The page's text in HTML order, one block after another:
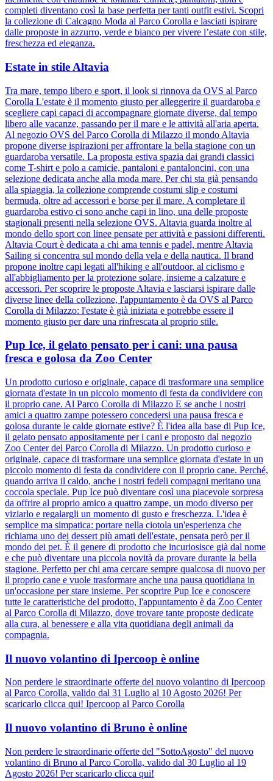
completi diventano così la base perfetta per tanti outfit estivi. Scopri
la collezione di Calcagno Moda al Parco Corolla e lasciati ispirare
dalle proposte in azzurro, verde e bianco per vivere l’estate con stile,
freschezza ed eleganza.
Estate in stile Altavia
Tra mare, tempo libero e sport, il look si rinnova da OVS al Parco
Corolla L'estate è il momento giusto per alleggerire il guardaroba e
scegliere capi capaci di accompagnare giornate diverse, dal tempo
libero alle vacanze, passando per il mare e le attività all'aria aperta.
Al negozio OVS del Parco Corolla di Milazzo il mondo Altavia
propone diverse ispirazioni per affrontare la bella stagione con un
guardaroba versatile. La proposta estiva spazia dai grandi classici
come T-shirt e polo a camicie, pantaloni e pantaloncini, con una
selezione dedicata anche alla moda mare. Per chi sta già pensando
alla spiaggia, la collezione comprende costumi slip e costumi
bermuda, oltre ad accessori e borse per il mare. A completare il
guardaroba estivo ci sono anche capi in lino, una delle proposte
stagionali presenti nella selezione OVS. Altavia guarda inoltre al
mondo dello sport con linee pensate per attività e passioni differenti.
Altavia Court è dedicata a chi ama tennis e padel, mentre Altavia
Sailing si concentra sul mondo della vela e della nautica. Il brand
propone inoltre capi legati all'hiking e all'outdoor, al ciclismo e
all'abbigliamento per la protezione solare, insieme a calzature e
accessori. Per scoprire le proposte Altavia e lasciarsi ispirare dalle
diverse linee della collezione, l'appuntamento è da OVS al Parco
Corolla di Milazzo: l'estate è già iniziata e potrebbe essere il
momento giusto per dare una rinfrescata al proprio stile.
Pup Ice, il gelato pensato per i cani: una pausa
fresca e golosa da Zoo Center
Un prodotto curioso e originale, capace di trasformare una semplice
giornata d'estate in un piccolo momento di festa da condividere con
il proprio cane. Al Parco Corolla di Milazzo E se anche i nostri
amici a quattro zampe potessero concedersi una pausa fresca e
golosa durante le calde giornate estive? È l'idea alla base di Pup Ice,
il gelato pensato appositamente per i cani e proposto dal negozio
Zoo Center del Parco Corolla di Milazzo. Un prodotto curioso e
originale, capace di trasformare una semplice giornata d'estate in un
piccolo momento di festa da condividere con il proprio cane. Perché,
quando arriva il caldo, anche i nostri fedeli compagni meritano una
coccola speciale. Pup Ice può diventare così una piacevole sorpresa
da offrire al proprio amico a quattro zampe, un modo diverso per
viziarlo e regalargli un momento di gusto e freschezza. L'idea è
semplice ma simpatica: portare nella ciotola un'esperienza che
richiama uno dei dessert più amati dell'estate, pensata però per il
mondo dei pet. È il genere di prodotto che incuriosisce già dal nome
e che può diventare una piccola novità da provare durante la bella
stagione. Perfetto per chi ama cercare sempre qualcosa di nuovo per
il proprio cane e vuole trasformare anche una pausa quotidiana in
un'occasione per stare insieme. Per scoprire Pup Ice e conoscere
tutte le caratteristiche del prodotto, l'appuntamento è da Zoo Center
al Parco Corolla di Milazzo, dove trovare tante proposte dedicate
alla cura, al benessere e alla vita quotidiana degli animali da
compagnia.
Il nuovo volantino di Ipercoop è online
Non perdere le straordinarie offerte del nuovo volantino di Ipercoop
al Parco Corolla, valido dal 31 Luglio al 10 Agosto 2026! Per
scaricarlo clicca qui! Ipercoop al Parco Corolla
Il nuovo volantino di Bruno è online
Non perdere le straordinarie offerte del "SottoAgosto" del nuovo
volantino di Bruno al Parco Corolla, valido dal 30 Luglio al 19
Agosto 2026! Per scaricarlo clicca qui!